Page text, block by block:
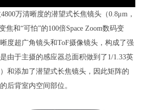
万清晰度的潜望式长焦镜头（0.8μm，
焦和“可怕”的100倍Space Zoom数码变
度超广角镜头和ToF摄像镜头，构成了强
由于主摄的感应器总面积做到了1/1.33英
和添加了潜望式长焦镜头，因此矩阵的
后背室内空间部位。